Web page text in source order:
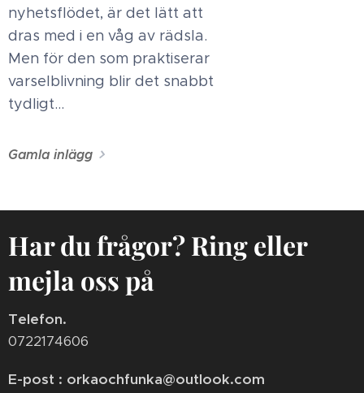
nyhetsflödet, är det lätt att
dras med i en våg av rädsla.
Men för den som praktiserar
varselblivning blir det snabbt
tydligt...
Gamla inlägg
Har du frågor? Ring eller
mejla oss på
Telefon.
0722174606
E-post : orkaochfunka@outlook.com